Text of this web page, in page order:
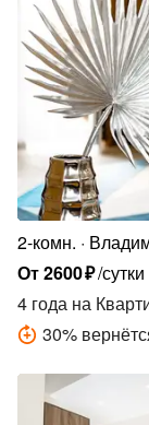
2-комн.
От2600₽/сутки
4 года на
30%